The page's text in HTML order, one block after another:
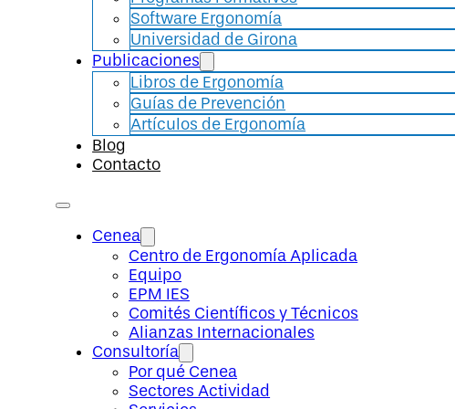
Software Ergonomía
Universidad de Girona
Publicaciones
Libros de Ergonomía
Guías de Prevención
Artículos de Ergonomía
Blog
Contacto
Cenea
Centro de Ergonomía Aplicada
Equipo
EPM IES
Comités Científicos y Técnicos
Alianzas Internacionales
Consultoría
Por qué Cenea
Sectores Actividad